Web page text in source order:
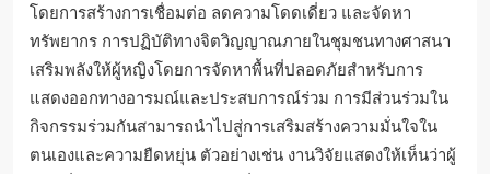
โดยการสร้างการเชื่อมต่อ ลดความโดดเดี่ยว และจัดหา
ทรัพยากร การปฏิบัติทางจิตวิญญาณภายในชุมชนทางศาสนา
เสริมพลังให้ผู้หญิงโดยการจัดหาพื้นที่ปลอดภัยสำหรับการ
แสดงออกทางอารมณ์และประสบการณ์ร่วม การมีส่วนร่วมใน
กิจกรรมร่วมกันสามารถนำไปสู่การเสริมสร้างความมั่นใจใน
ตนเองและความยืดหยุ่น ตัวอย่างเช่น งานวิจัยแสดงให้เห็นว่าผู้